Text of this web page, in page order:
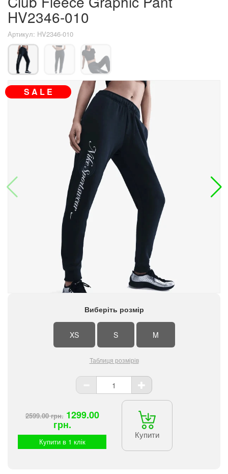
HV2346-010
Артикул: HV2346-010
S A L E
Виберіть розмір
XS S M
Таблиця розмірів
2599.00 грн. 1299.00
грн.
Купити в 1 клік
Купити